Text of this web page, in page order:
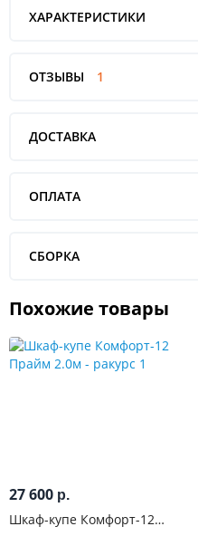
ХАРАКТЕРИСТИКИ
ОТЗЫВЫ 1
ДОСТАВКА
ОПЛАТА
СБОРКА
Похожие товары
27 600 р.
Шкаф-купе Комфорт-12